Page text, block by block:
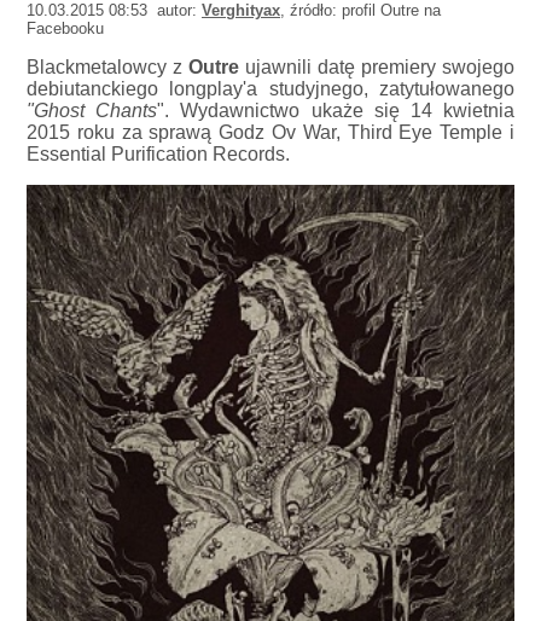
10.03.2015 08:53 autor:Verghityax, źródło: profil Outre na
Facebooku
Blackmetalowcy zOutre ujawnili datę premiery swojego
debiutanckiego longplay'a studyjnego, zatytułowanego
"Ghost Chants". Wydawnictwo ukaże się 14 kwietnia
2015 roku za sprawą Godz Ov War, Third Eye Temple i
Essential Purification Records.